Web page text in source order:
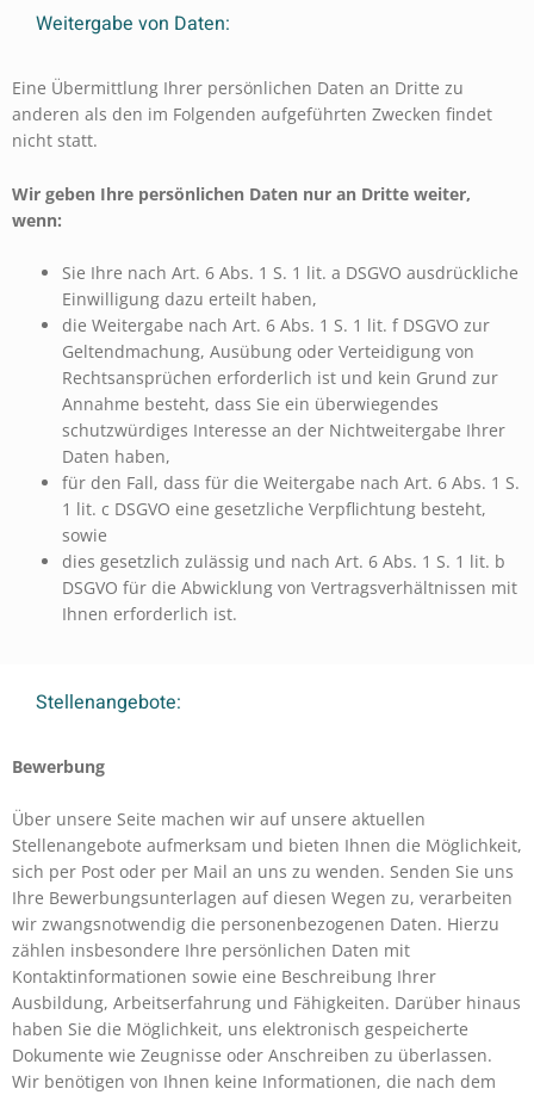
Weitergabe von Daten:
Eine Übermittlung Ihrer persönlichen Daten an Dritte zu
anderen als den im Folgenden aufgeführten Zwecken findet
nicht statt.
Wir geben Ihre persönlichen Daten nur an Dritte weiter,
wenn:
Sie Ihre nach Art. 6 Abs. 1 S. 1 lit. a DSGVO ausdrückliche
Einwilligung dazu erteilt haben,
die Weitergabe nach Art. 6 Abs. 1 S. 1 lit. f DSGVO zur
Geltendmachung, Ausübung oder Verteidigung von
Rechtsansprüchen erforderlich ist und kein Grund zur
Annahme besteht, dass Sie ein überwiegendes
schutzwürdiges Interesse an der Nichtweitergabe Ihrer
Daten haben,
für den Fall, dass für die Weitergabe nach Art. 6 Abs. 1 S.
1 lit. c DSGVO eine gesetzliche Verpflichtung besteht,
sowie
dies gesetzlich zulässig und nach Art. 6 Abs. 1 S. 1 lit. b
DSGVO für die Abwicklung von Vertragsverhältnissen mit
Ihnen erforderlich ist.
Stellenangebote:
Bewerbung
Über unsere Seite machen wir auf unsere aktuellen
Stellenangebote aufmerksam und bieten Ihnen die Möglichkeit,
sich per Post oder per Mail an uns zu wenden. Senden Sie uns
Ihre Bewerbungsunterlagen auf diesen Wegen zu, verarbeiten
wir zwangsnotwendig die personenbezogenen Daten. Hierzu
zählen insbesondere Ihre persönlichen Daten mit
Kontaktinformationen sowie eine Beschreibung Ihrer
Ausbildung, Arbeitserfahrung und Fähigkeiten. Darüber hinaus
haben Sie die Möglichkeit, uns elektronisch gespeicherte
Dokumente wie Zeugnisse oder Anschreiben zu überlassen.
Wir benötigen von Ihnen keine Informationen, die nach dem